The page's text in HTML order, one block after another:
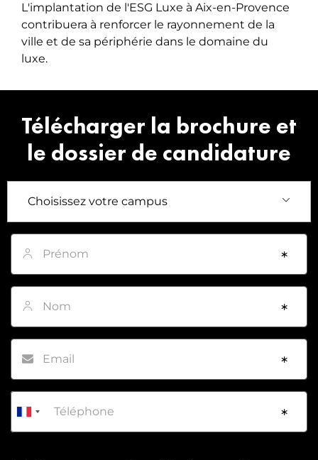
L'implantation de l'ESG Luxe à Aix-en-Provence
contribuera à renforcer le rayonnement de la
ville et de sa périphérie dans le domaine du
luxe.
Télécharger la brochure et
le dossier de candidature
Prénom
Nom
Email